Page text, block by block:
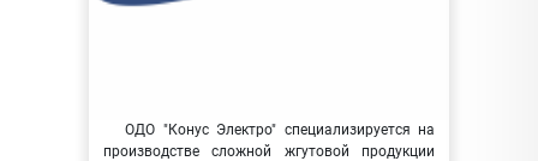
ОДО "Конус Электро" специализируется на
производстве сложной жгутовой продукции